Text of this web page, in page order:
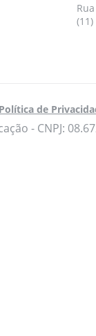
Política de
- CNPJ: